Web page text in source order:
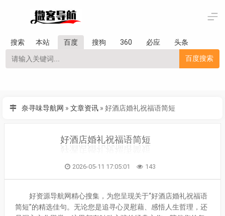
搜索 本站 百度 搜狗 360 必应
头条
百度搜索
奈寻味导航网 » 文章资讯 » 好酒店婚礼祝福语简短
好酒店婚礼祝福语简短
2026-05-11 17:05:01 143
好资源导航网精心搜集，为您呈现关于“好酒店婚礼祝福语
简短”的精选佳句。无论您是追寻心灵慰藉、感悟人生哲理，还